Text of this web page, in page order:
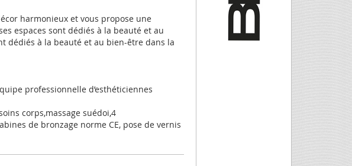
harmonieux et vous propose une
espaces sont dédiés à la beauté et au
dédiés à la beauté et au bien-être dans la
professionnelle d’esthéticiennes
corps,massage suédoi,4
de bronzage norme CE, pose de vernis